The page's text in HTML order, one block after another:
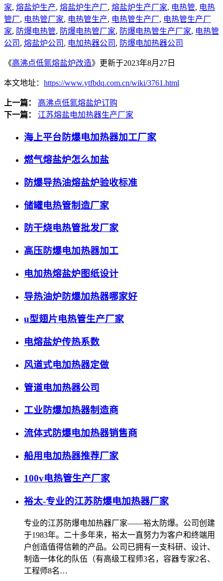
家, 熔盐炉生产, 熔盐炉生产厂, 熔盐炉生产厂家, 电热管, 电热
管厂, 电热管厂家, 电热管生产, 电热管生产厂, 电热管生产厂
家, 防爆电热管, 防爆电热管厂家, 防爆电热管生产厂家, 电热管
公司 , 熔盐炉公司 , 电加热器公司 , 防爆电加热器公司
《高沸点低氮熔盐炉改造》更新于2023年8月27日
本文地址： https://www.ytfbdq.com.cn/wiki/3761.html
上一篇：
高沸点低氮熔盐炉订购
下一篇：
江苏熔盐电加热器生产厂家
海上平台防爆电加热器加工厂家
燃气熔盐炉怎么加盐
防爆导热油熔盐炉验收标准
储罐电热管制造厂家
防干烧电热管批发厂家
高压防爆电加热器加工
电加热熔盐炉图纸设计
导热油炉防爆加热器哪家好
u型翅片电热管生产厂家
电熔盐炉传热系数
风道式电加热器定做
管道电加热器公司
工业防爆加热器制造商
流体式防爆电加热器销售商
船用电加热器推荐厂家
100v电热管生产厂家
裕太-专业的江苏防爆电加热器厂家
专业的江苏防爆电加热器厂家——裕太防爆。公司创建
于1983年。二十多年来，裕太一直努力为客户和终端用
户创造值得信赖的产品。公司已拥有一支科研、设计、
制造一体化的队伍（有高级工程师3名，容器专家2名、
工程师8名…